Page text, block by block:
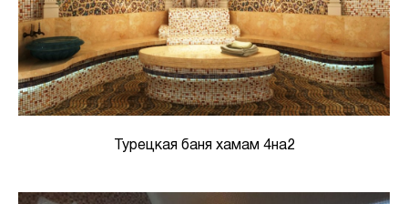
Турецкая баня хамам 4на2